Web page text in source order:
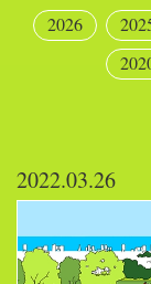
2026
2022.03.26